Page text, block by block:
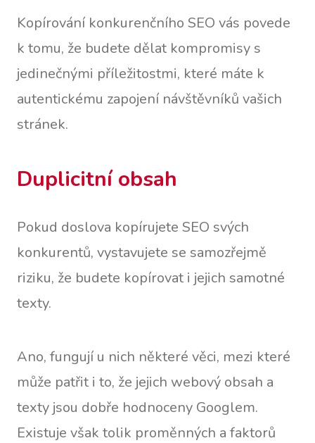
Kopírování konkurenčního SEO vás povede
k tomu, že budete dělat kompromisy s
jedinečnými příležitostmi, které máte k
autentickému zapojení návštěvníků vašich
stránek.
Duplicitní obsah
Pokud doslova kopírujete SEO svých
konkurentů, vystavujete se samozřejmě
riziku, že budete kopírovat i jejich samotné
texty.
Ano, fungují u nich některé věci, mezi které
může patřit i to, že jejich webový obsah a
texty jsou dobře hodnoceny Googlem.
Existuje však tolik proměnných a faktorů